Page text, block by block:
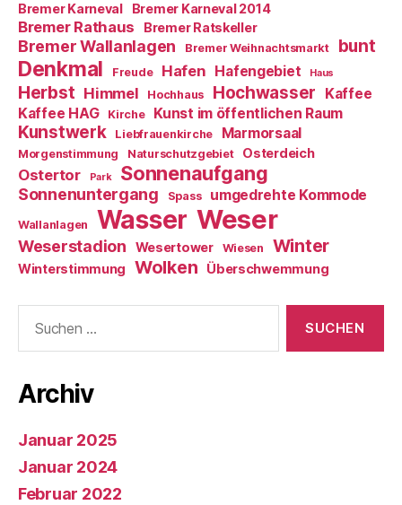
Bremer Karneval Bremer Karneval 2014
Bremer Rathaus Bremer Ratskeller
Bremer Wallanlagen Bremer Weihnachtsmarkt bunt
Denkmal Freude Hafen Hafengebiet Haus
Herbst Himmel Hochhaus Hochwasser
Kaffee
Kaffee HAG
Kirche Kunst im öffentlichen Raum
Kunstwerk Liebfrauenkirche Marmorsaal
Morgenstimmung Naturschutzgebiet Osterdeich
Ostertor Park Sonnenaufgang
Sonnenuntergang Spass umgedrehte Kommode
Wallanlagen Wasser Weser
Weserstadion Wesertower Wiesen Winter
Winterstimmung Wolken Überschwemmung
nach:
Archiv
Januar 2025
Januar 2024
Februar 2022